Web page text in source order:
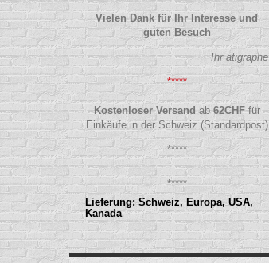
Vielen Dank für Ihr Interesse und
guten Besuch
Ihr atigraphe
*****
Kostenloser Versandab62CHFfür
Einkäufe in der Schweiz (Standardpost)
*****
*****
Lieferung: Schweiz, Europa, USA,
Kanada